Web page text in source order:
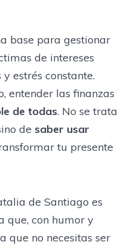
base para gestionar
de intereses
estrés constante.
entender las finanzas
de todas. No se trata
de saber usar
tu presente
de Santiago es
que, con humor y
que no necesitas ser